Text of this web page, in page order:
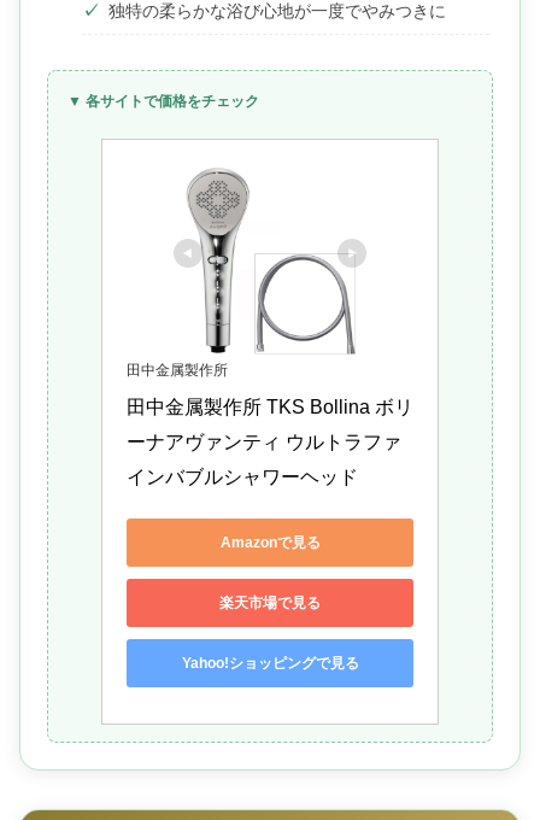
独特の柔らかな浴び心地が一度でやみつきに
▼ 各サイトで価格をチェック
田中金属製作所
田中金属製作所 TKS Bollina ボリ
ーナアヴァンティ ウルトラファ
インバブルシャワーヘッド
Amazonで見る
楽天市場で見る
Yahoo!ショッピングで見る